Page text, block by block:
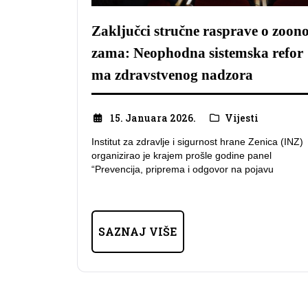
Zaključci stručne rasprave o
zama: Neophodna sistemska refor
ma zdravstvenog nadzora
15. Januara 2026. Vijesti
Institut za zdravlje i sigurnost hrane Zenica (INZ)
organizirao je krajem prošle godine panel
“Prevencija, priprema i odgovor na pojavu
SAZNAJ VIŠE